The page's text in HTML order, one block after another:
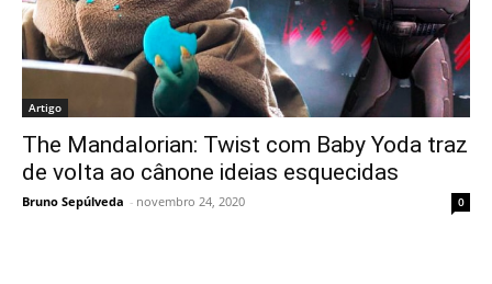
Artigo
The Mandalorian: Twist com Baby Yoda traz
de volta ao cânone ideias esquecidas
Bruno Sepúlveda - novembro 24, 2020 0